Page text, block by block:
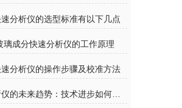
分析仪的选型标准有以下几点
璃成分快速分析仪的工作原理
分析仪的操作步骤及校准方法